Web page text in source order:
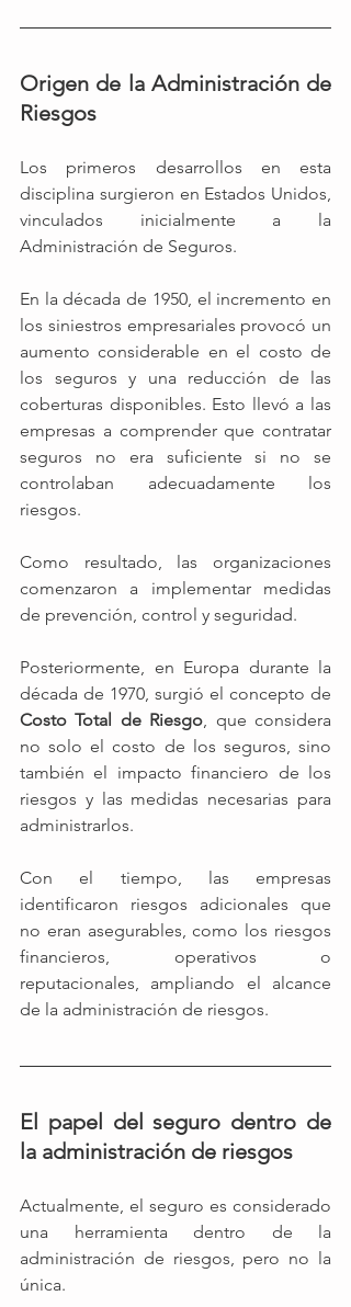
Origen de la Administración de
Riesgos
Los primeros desarrollos en esta
disciplina surgieron en Estados Unidos,
vinculados inicialmente a la
Administración de Seguros.
En la década de 1950, el incremento en
los siniestros empresariales provocó un
aumento considerable en el costo de
los seguros y una reducción de las
coberturas disponibles. Esto llevó a las
empresas a comprender que contratar
seguros no era suficiente si no se
controlaban adecuadamente los
riesgos.
Como resultado, las organizaciones
comenzaron a implementar medidas
de prevención, control y seguridad.
Posteriormente, en Europa durante la
Costo Total de Riesgo , que considera
no solo el costo de los seguros, sino
también el impacto financiero de los
riesgos y las medidas necesarias para
administrarlos.
Con el tiempo, las empresas
identificaron riesgos adicionales que
no eran asegurables, como los riesgos
financieros, operativos o
reputacionales, ampliando el alcance
de la administración de riesgos.
El papel del seguro dentro de
la administración de riesgos
Actualmente, el seguro es considerado
una herramienta dentro de la
administración de riesgos, pero no la
única.